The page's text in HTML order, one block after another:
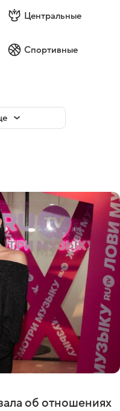
Центральные
Спортивные
об отношениях